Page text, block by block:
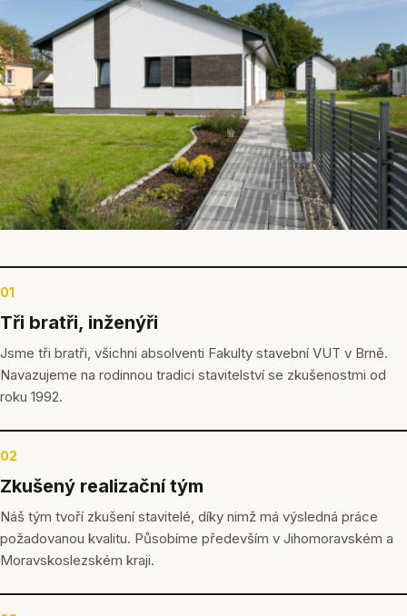
01
Tři bratři, inženýři
Jsme tři bratři, všichni absolventi Fakulty stavební VUT v Brně.
Navazujeme na rodinnou tradici stavitelství se zkušenostmi od
roku 1992.
02
Zkušený realizační tým
Náš tým tvoří zkušení stavitelé, díky nimž má výsledná práce
požadovanou kvalitu. Působíme především v Jihomoravském a
Moravskoslezském kraji.